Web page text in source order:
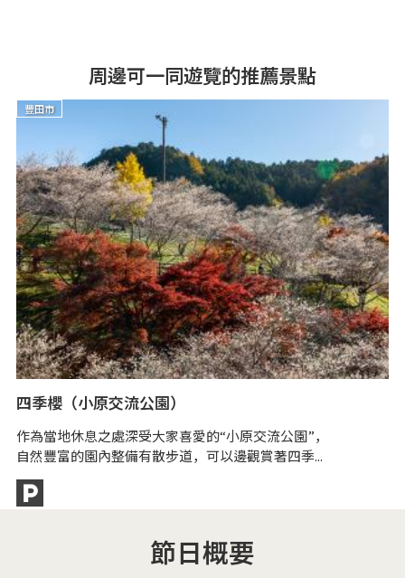
周邊可一同遊覽的推薦景點
豐田市
四季櫻（小原交流公園）
作為當地休息之處深受大家喜愛的“小原交流公園”，
自然豐富的園內整備有散步道，可以邊觀賞著四季...
節日概要